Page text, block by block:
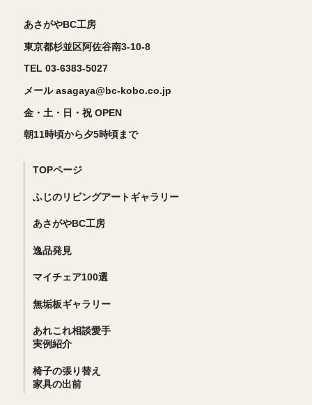
あさがやBC工房
東京都杉並区阿佐谷南3-10-8
TEL 03-6383-5027
メール asagaya@bc-kobo.co.jp
金・土・日・祝 OPEN
朝11時頃から夕5時頃まで
TOPページ
ふじのリビングアートギャラリー
あさがやBC工房
逸品発見
マイチェア100選
無垢板ギャラリー
あれこれ相談愛手
実例紹介
椅子の張り替え
家具の出前